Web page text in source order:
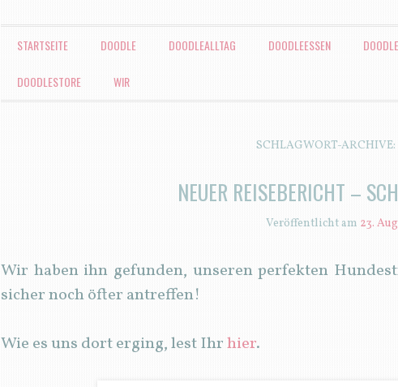
MENÜ
ZUM INHALT SPRINGEN
STARTSEITE DOODLE DOODLEALLTAG DOODLEESSEN
DOODLESTORE WIR
SCHLAGWORT-ARCHIVE:
NEUER REISEBERICHT –
Veröffentlicht am 23.
Wir haben ihn gefunden, unseren perfekten
sicher noch öfter antreffen!
Wie es uns dort erging, lest Ihrhier.